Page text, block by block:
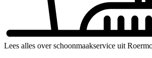
Lees alles over schoonmaakservice uit